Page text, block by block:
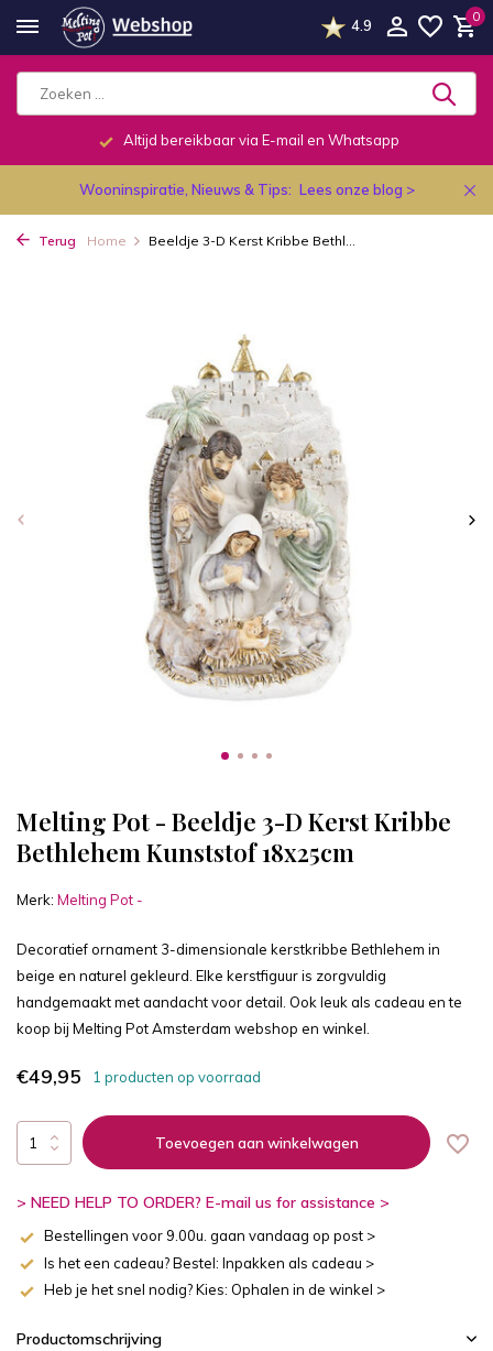
4.9
0
Altijd bereikbaar via E-mail en Whatsapp
Wooninspiratie, Nieuws & Tips: Lees onze blog >
Terug Home Beeldje 3-D Kerst Kribbe Bethl...
Melting Pot - Beeldje 3-D Kerst Kribbe
Bethlehem Kunststof 18x25cm
Merk: Melting Pot -
Decoratief ornament 3-dimensionale kerstkribbe Bethlehem in
beige en naturel gekleurd. Elke kerstfiguur is zorgvuldig
handgemaakt met aandacht voor detail. Ook leuk als cadeau en te
koop bij Melting Pot Amsterdam webshop en winkel.
€49,95 1 producten op voorraad
Toevoegen aan winkelwagen
> NEED HELP TO ORDER? E-mail us for assistance >
Bestellingen voor 9.00u. gaan vandaag op post >
Is het een cadeau? Bestel: Inpakken als cadeau >
Heb je het snel nodig? Kies: Ophalen in de winkel >
Productomschrijving